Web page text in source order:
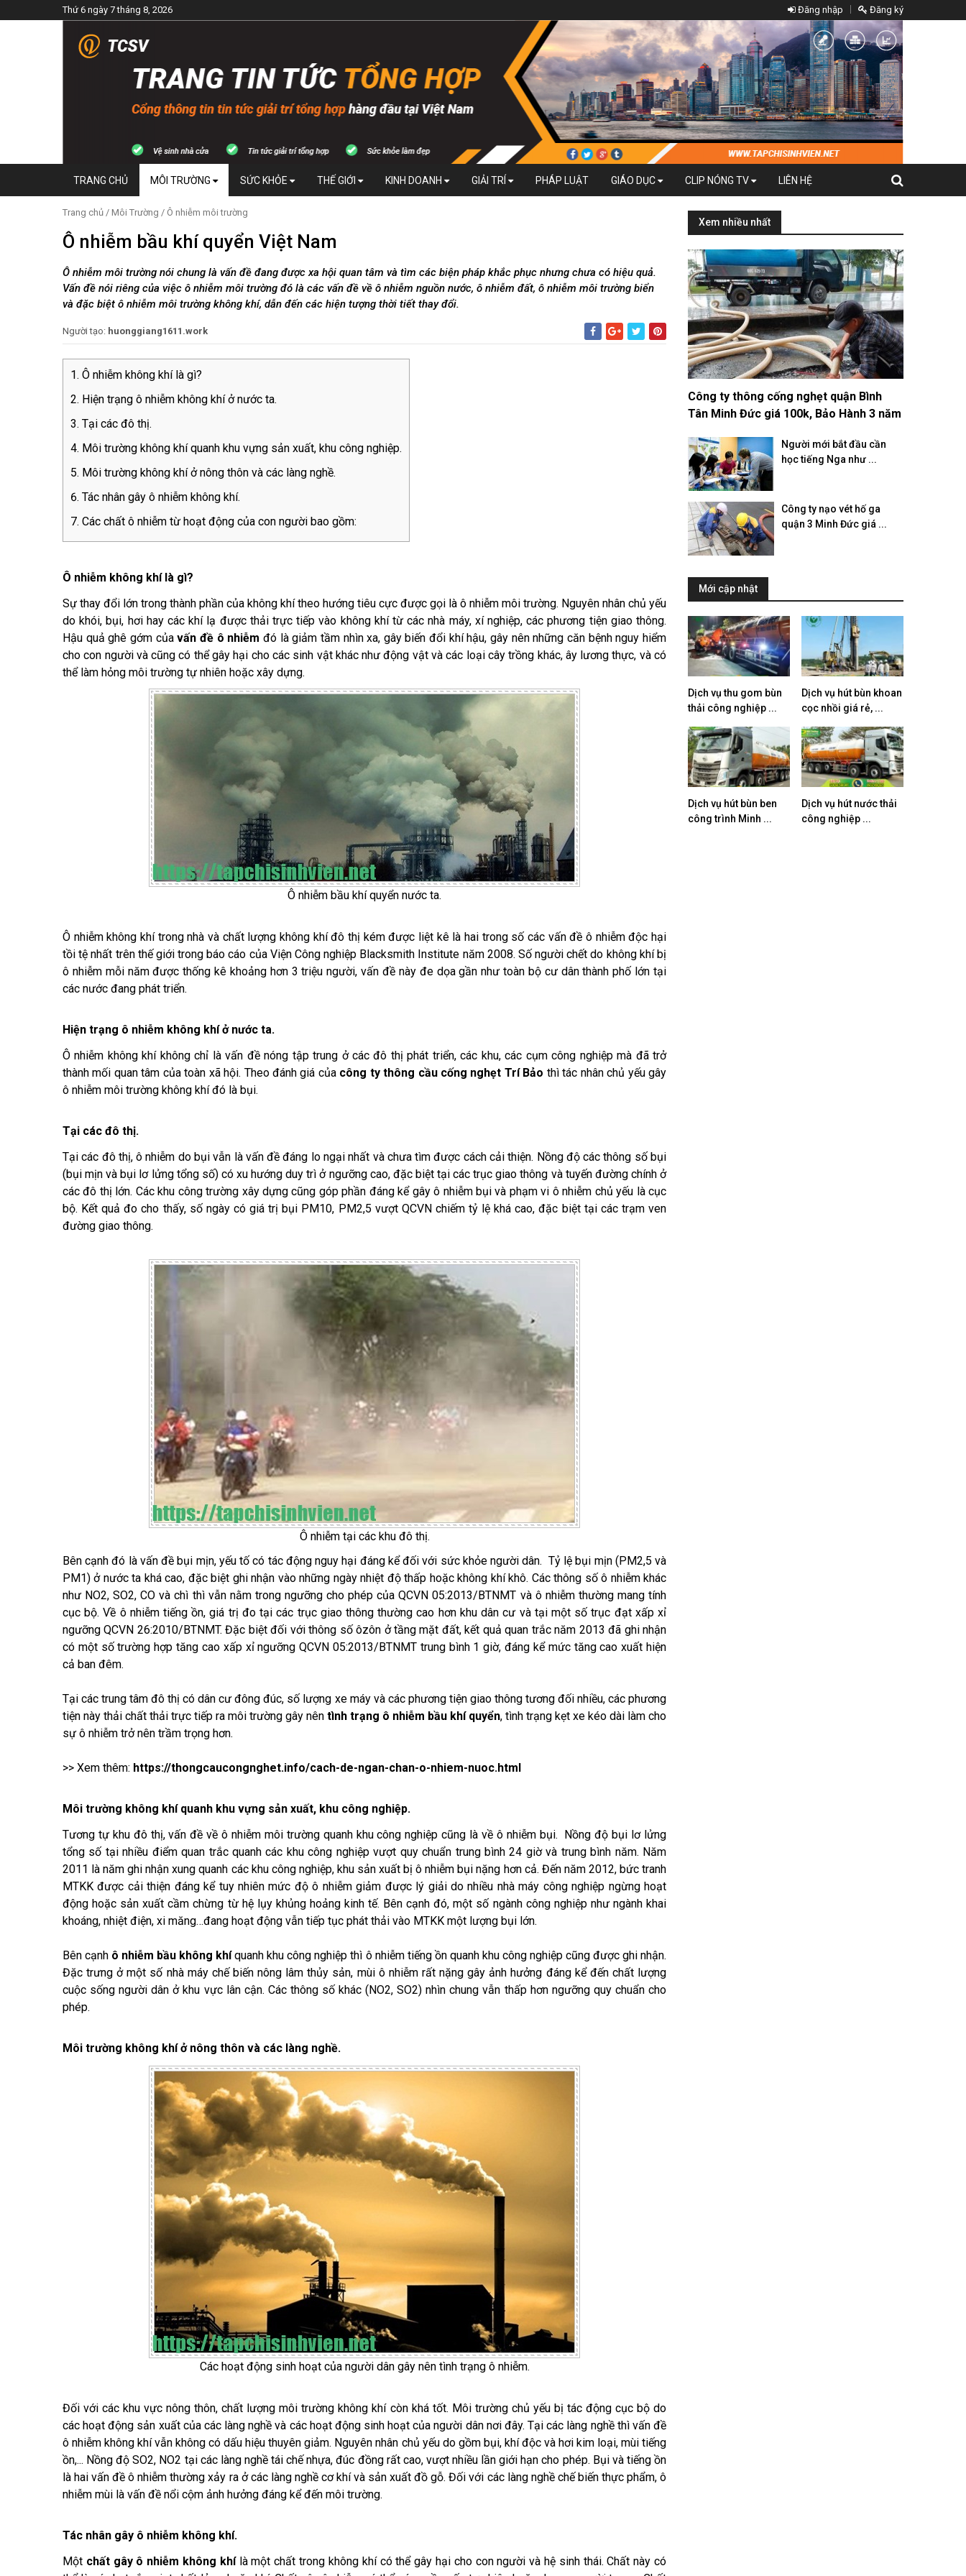
Thứ 6 ngày 7 tháng 8, 2026 Đăng nhập Đăng ký
TRANG CHỦ MÔI TRƯỜNG SỨC KHỎE THẾ GIỚI KINH DOANH GIẢI TRÍ PHÁP LUẬT GIÁO DỤC CLIP NÓNG TV LIÊN HỆ
Trang chủ / Môi Trường / Ô nhiễm môi trường
Ô nhiễm bầu khí quyển Việt Nam
Ô nhiễm môi trường nói chung là vấn đề đang được xa hội quan tâm và tìm các biện pháp khắc phục nhưng chưa có hiệu quả.
Vấn đề nói riêng của việc ô nhiễm môi trường đó là các vấn đề về ô nhiễm nguồn nước, ô nhiễm đất, ô nhiễm môi trường biển
và đặc biệt ô nhiễm môi trường không khí, dẫn đến các hiện tượng thời tiết thay đổi.
Người tạo: huonggiang1611.work
Ô nhiễm không khí là gì?
Hiện trạng ô nhiễm không khí ở nước ta.
Tại các đô thị.
Môi trường không khí quanh khu vựng sản xuất, khu công nghiệp.
Môi trường không khí ở nông thôn và các làng nghề.
Tác nhân gây ô nhiễm không khí.
Các chất ô nhiễm từ hoạt động của con người bao gồm:
Ô nhiễm không khí là gì?
Sự thay đổi lớn trong thành phần của không khí theo hướng tiêu cực được gọi là ô nhiễm môi trường. Nguyên nhân chủ yếu
do khói, bụi, hơi hay các khí lạ được thải trực tiếp vào không khí từ các nhà máy, xí nghiệp, các phương tiện giao thông.
Hậu quả ghê gớm củavấn đề ô nhiễm đó là giảm tầm nhìn xa, gây biến đổi khí hậu, gây nên những căn bệnh nguy hiểm
cho con người và cũng có thể gây hại cho các sinh vật khác như động vật và các loại cây trồng khác, ây lương thực, và có
thể làm hỏng môi trường tự nhiên hoặc xây dựng.
Ô nhiễm bầu khí quyển nước ta.
Ô nhiễm không khí trong nhà và chất lượng không khí đô thị kém được liệt kê là hai trong số các vấn đề ô nhiễm độc hại
tồi tệ nhất trên thế giới trong báo cáo của Viện Công nghiệp Blacksmith Institute năm 2008. Số người chết do không khí bị
ô nhiễm mỗi năm được thống kê khoảng hơn 3 triệu người, vấn đề này đe dọa gần như toàn bộ cư dân thành phố lớn tại
các nước đang phát triển.
Hiện trạng ô nhiễm không khí ở nước ta.
Ô nhiễm không khí không chỉ là vấn đề nóng tập trung ở các đô thị phát triển, các khu, các cụm công nghiệp mà đã trở
thành mối quan tâm của toàn xã hội. Theo đánh giá của công ty thông cầu cống nghẹt Trí Bảo thì tác nhân chủ yếu gây
ô nhiễm môi trường không khí đó là bụi.
Tại các đô thị.
Tại các đô thị, ô nhiễm do bụi vẫn là vấn đề đáng lo ngại nhất và chưa tìm được cách cải thiện. Nồng độ các thông số bụi
(bụi mịn và bụi lơ lửng tổng số) có xu hướng duy trì ở ngưỡng cao, đặc biệt tại các trục giao thông và tuyến đường chính ở
các đô thị lớn. Các khu công trường xây dựng cũng góp phần đáng kể gây ô nhiễm bụi và phạm vi ô nhiễm chủ yếu là cục
bộ. Kết quả đo cho thấy, số ngày có giá trị bụi PM10, PM2,5 vượt QCVN chiếm tỷ lệ khá cao, đặc biệt tại các trạm ven
đường giao thông.
Ô nhiễm tại các khu đô thị.
Bên cạnh đó là vấn đề bụi mịn, yếu tố có tác động nguy hại đáng kể đối với sức khỏe người dân. Tỷ lệ bụi mịn (PM2,5 và
PM1) ở nước ta khá cao, đặc biệt ghi nhận vào những ngày nhiệt độ thấp hoặc không khí khô. Các thông số ô nhiễm khác
như NO2, SO2, CO và chì thì vẫn nằm trong ngưỡng cho phép của QCVN 05:2013/BTNMT và ô nhiễm thường mang tính
cục bộ. Về ô nhiễm tiếng ồn, giá trị đo tại các trục giao thông thường cao hơn khu dân cư và tại một số trục đạt xấp xỉ
ngưỡng QCVN 26:2010/BTNMT. Đặc biệt đối với thông số ôzôn ở tầng mặt đất, kết quả quan trắc năm 2013 đã ghi nhận
có một số trường hợp tăng cao xấp xỉ ngưỡng QCVN 05:2013/BTNMT trung bình 1 giờ, đáng kể mức tăng cao xuất hiện
cả ban đêm.
Tại các trung tâm đô thị có dân cư đông đúc, số lượng xe máy và các phương tiện giao thông tương đối nhiều, các phương
tiện này thải chất thải trực tiếp ra môi trường gây nên tình trạng ô nhiễm bầu khí quyển, tình trạng kẹt xe kéo dài làm cho
sự ô nhiễm trở nên trầm trọng hơn.
>> Xem thêm: https://thongcaucongnghet.info/cach-de-ngan-chan-o-nhiem-nuoc.html
Môi trường không khí quanh khu vựng sản xuất, khu công nghiệp.
Tương tự khu đô thị, vấn đề về ô nhiễm môi trường quanh khu công nghiệp cũng là về ô nhiễm bụi. Nồng độ bụi lơ lửng
tổng số tại nhiều điểm quan trắc quanh các khu công nghiệp vượt quy chuẩn trung bình 24 giờ và trung bình năm. Năm
2011 là năm ghi nhận xung quanh các khu công nghiệp, khu sản xuất bị ô nhiễm bụi nặng hơn cả. Đến năm 2012, bức tranh
MTKK được cải thiện đáng kể tuy nhiên mức độ ô nhiễm giảm được lý giải do nhiều nhà máy công nghiệp ngừng hoạt
động hoặc sản xuất cầm chừng từ hệ lụy khủng hoảng kinh tế. Bên cạnh đó, một số ngành công nghiệp như ngành khai
khoáng, nhiệt điện, xi măng…đang hoạt động vẫn tiếp tục phát thải vào MTKK một lượng bụi lớn.
Bên cạnh ô nhiễm bầu không khíquanh khu công nghiệp thì ô nhiễm tiếng ồn quanh khu công nghiệp cũng được ghi nhận.
Đặc trưng ở một số nhà máy chế biến nông lâm thủy sản, mùi ô nhiễm rất nặng gây ảnh hưởng đáng kể đến chất lượng
cuộc sống người dân ở khu vực lân cận. Các thông số khác (NO2, SO2) nhìn chung vẫn thấp hơn ngưỡng quy chuẩn cho
phép.
Môi trường không khí ở nông thôn và các làng nghề.
Các hoạt động sinh hoạt của người dân gây nên tình trạng ô nhiễm.
Đối với các khu vực nông thôn, chất lượng môi trường không khí còn khá tốt. Môi trường chủ yếu bị tác động cục bộ do
các hoạt động sản xuất của các làng nghề và các hoạt động sinh hoạt của người dân nơi đây. Tại các làng nghề thì vấn đề
ô nhiễm không khí vẫn không có dấu hiệu thuyên giảm. Nguyên nhân chủ yếu do gồm bụi, khí độc và hơi kim loại, mùi tiếng
ồn,... Nồng độ SO2, NO2 tại các làng nghề tái chế nhựa, đúc đồng rất cao, vượt nhiều lần giới hạn cho phép. Bụi và tiếng ồn
là hai vấn đề ô nhiễm thường xảy ra ở các làng nghề cơ khí và sản xuất đồ gỗ. Đối với các làng nghề chế biến thực phẩm, ô
nhiễm mùi là vấn đề nổi cộm ảnh hưởng đáng kể đến môi trường.
Tác nhân gây ô nhiễm không khí.
Một chất gây ô nhiễm không khí là một chất trong không khí có thể gây hại cho con người và hệ sinh thái. Chất này có
Xem nhiều nhất
Công ty thông cống nghẹt quận Bình
Tân Minh Đức giá 100k, Bảo Hành 3 năm
Người mới bắt đầu cần
học tiếng Nga như ...
Công ty nạo vét hố ga
quận 3 Minh Đức giá ...
Mới cập nhật
Dịch vụ thu gom bùn
thải công nghiệp ...
Dịch vụ hút bùn khoan
cọc nhồi giá rẻ, ...
Dịch vụ hút bùn ben
công trình Minh ...
Dịch vụ hút nước thải
công nghiệp ...